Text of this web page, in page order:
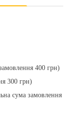
400 грн)
300 грн)
сума замовлення